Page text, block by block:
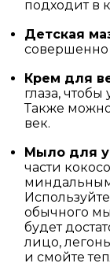
подходит в
Детская
совершенно
Крем для
глаза,
Также
век.
Мыло для
части
обычного
будет
лицо,
и смойте